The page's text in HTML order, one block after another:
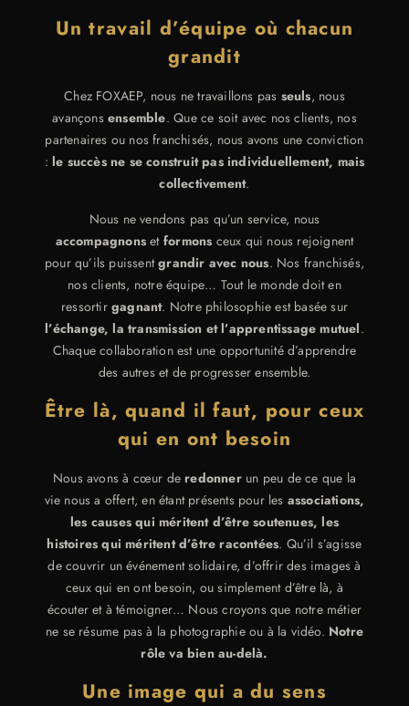
Un travail d’équipe où chacun
grandit
Chez FOXAEP, nous ne travaillons pas seuls, nous
avançonsensemble. Que ce soit avec nos clients, nos
partenaires ou nos franchisés, nous avons une conviction
: le succès ne se construit pas individuellement, mais
collectivement.
Nous ne vendons pas qu’un service, nous
accompagnons et formons ceux qui nous rejoignent
pour qu’ils puissentgrandir avec nous. Nos franchisés,
nos clients, notre équipe… Tout le monde doit en
ressortir gagnant. Notre philosophie est basée sur
l’échange, la transmission et l’apprentissage mutuel.
Chaque collaboration est une opportunité d’apprendre
des autres et de progresser ensemble.
Être là, quand il faut, pour ceux
qui en ont besoin
Nous avons à cœur deredonnerun peu de ce que la
vie nous a offert, en étant présents pour les associations,
les causes qui méritent d’être soutenues, les
histoires qui méritent d’être racontées. Qu’il s’agisse
de couvrir un événement solidaire, d’offrir des images à
ceux qui en ont besoin, ou simplement d’être là, à
écouter et à témoigner… Nous croyons que notre métier
ne se résume pas à la photographie ou à la vidéo. Notre
rôle va bien au-delà.
Une image qui a du sens